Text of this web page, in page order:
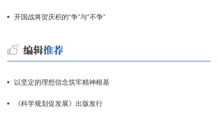
开国战将贺庆积的“争”与“不争”
以坚定的理想信念筑牢精神根基
《科学规划促发展》出版发行